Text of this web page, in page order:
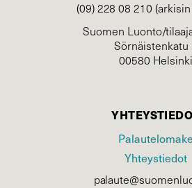
(09) 228 08 210
Suomen Luonto/
Sörnäistenkatu
00580 Helsinki
Palautelomake
Yhteystiedot